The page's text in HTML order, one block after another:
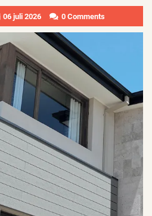
06 juli 2026 0 Comments